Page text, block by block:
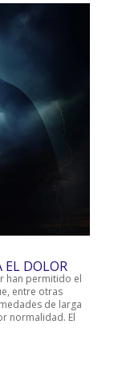
EL DOLOR
han permitido el
entre otras
de larga
normalidad. El